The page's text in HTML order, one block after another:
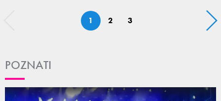
1 2 3
POZNATI